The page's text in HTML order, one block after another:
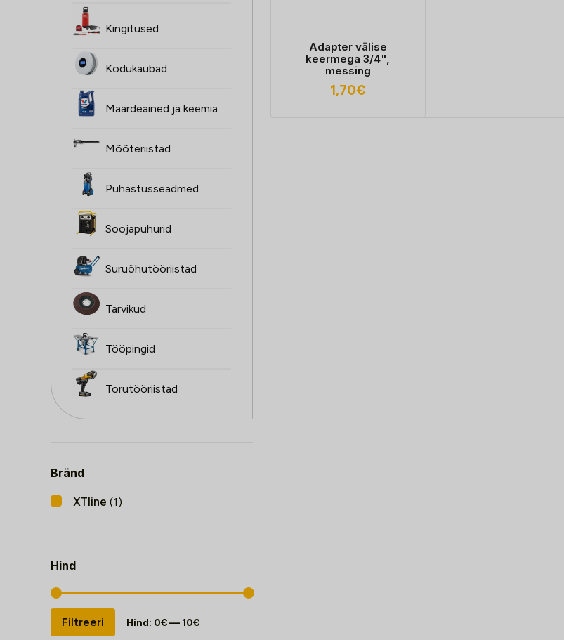
Kingitused
Kodukaubad
Määrdeained ja keemia
Mõõteriistad
Puhastusseadmed
Soojapuhurid
Suruõhutööriistad
Tarvikud
Tööpingid
Torutööriistad
Bränd
XTline (1)
Hind
Minimaalne
hind
Maksimaalne
hind
Filtreeri Hind: 0€— 10€
Adapter välise
keermega 3/4",
messing
1,70€